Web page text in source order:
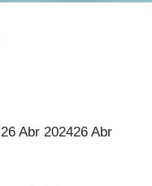
26 Abr 202426 Abr